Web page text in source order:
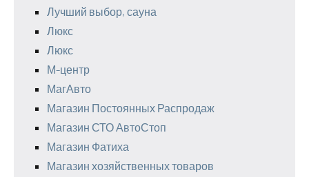
Лучший выбор, сауна
Люкс
Люкс
М-центр
МагАвто
Магазин Постоянных Распродаж
Магазин СТО АвтоСтоп
Магазин Фатиха
Магазин хозяйственных товаров